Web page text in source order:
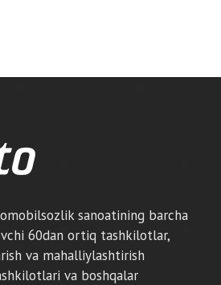
sanoatining barcha
60dan ortiq tashkilotlar,
va mahalliylashtirish
va boshqalar